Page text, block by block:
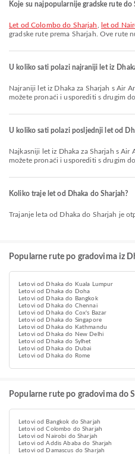
Koje su najpopularnije gradske rute do
let od Colombo do Sharjah let od
gradske rute prema Sharjah. Ove rute
U koliko sati polazi najraniji let iz
Najraniji let iz Dhaka za Sharjah s Air Arabia polazi u 06:05. Ovaj red letenja
možete pronaći i usporediti s drugim
U koliko sati polazi posljednji let od
Najkasniji let iz Dhaka za Sharjah s Air Arabia polazi u 22:50. Ovaj red letenja
možete pronaći i usporediti s drugim
Koliko traje let od Dhaka do Sharjah?
Trajanje leta od Dhaka do Sharjah je
Popularne rute po gradovima iz
Letovi od Dhaka do Kuala Lumpur
Letovi od Dhaka do Doha
Letovi od Dhaka do Bangkok
Letovi od Dhaka do Chennai
Letovi od Dhaka do Cox's Bazar
Letovi od Dhaka do Singapore
Letovi od Dhaka do Kathmandu
Letovi od Dhaka do New Delhi
Letovi od Dhaka do Sylhet
Letovi od Dhaka do Dubai
Letovi od Dhaka do Rome
Popularne rute po gradovima do
Letovi od Bangkok do Sharjah
Letovi od Colombo do Sharjah
Letovi od Nairobi do Sharjah
Letovi od Addis Ababa do Sharjah
Letovi od Damascus do Sharjah